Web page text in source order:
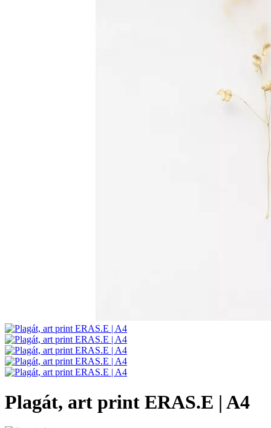
Plagát, art print ERAS.E | A4